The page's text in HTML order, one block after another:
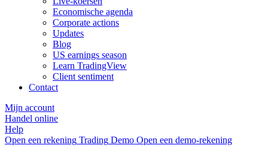
Economische agenda
Corporate actions
Updates
Blog
US earnings season
Learn TradingView
Client sentiment
Contact
Mijn account
Handel online
Help
Open een rekening Trading Demo Open een demo-rekening